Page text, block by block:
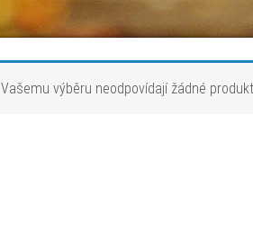
Vašemu výběru neodpovídají žádné